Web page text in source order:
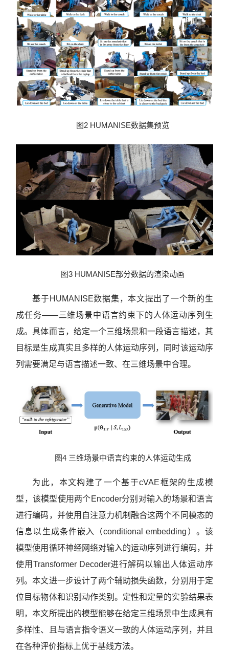
图2 HUMANISE数据集预览
图3 HUMANISE部分数据的渲染动画
基于HUMANISE数据集，本文提出了一个新的生
成任务——三维场景中语言约束下的人体运动序列生
成。具体而言，给定一个三维场景和一段语言描述，其
目标是生成真实且多样的人体运动序列，同时该运动序
列需要满足与语言描述一致、在三维场景中合理。
图4 三维场景中语言约束的人体运动生成
为此，本文构建了一个基于cVAE框架的生成模
型，该模型使用两个Encoder分别对输入的场景和语言
进行编码，并使用自注意力机制融合这两个不同模态的
信息以生成条件嵌入（conditional embedding）。该
模型使用循环神经网络对输入的运动序列进行编码，并
使用Transformer Decoder进行解码以输出人体运动序
列。本文进一步设计了两个辅助损失函数，分别用于定
位目标物体和识别动作类别。定性和定量的实验结果表
明，本文所提出的模型能够在给定三维场景中生成具有
多样性、且与语言指令语义一致的人体运动序列，并且
在各种评价指标上优于基线方法。